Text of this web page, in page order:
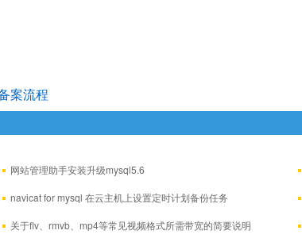
案流程
网站管理助手安装升级mysql5.6
navicat for mysql 在云主机上设置定时计划备份任务
关于flv、rmvb、mp4等常见视频格式所需带宽的简要说明